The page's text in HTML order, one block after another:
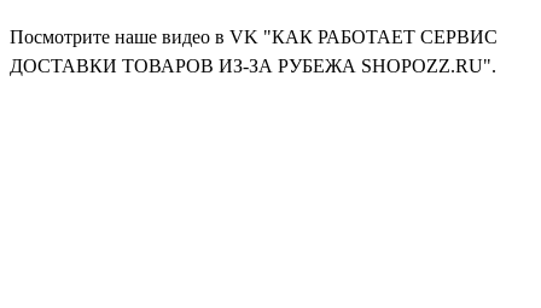
Посмотрите наше видео в VK "КАК РАБОТАЕТ СЕРВИС
ДОСТАВКИ ТОВАРОВ ИЗ-ЗА РУБЕЖА SHOPOZZ.RU".